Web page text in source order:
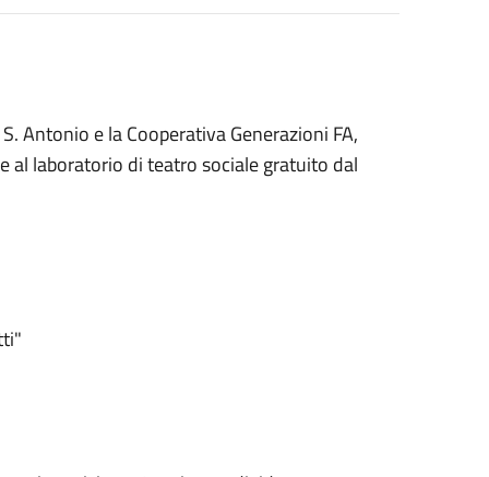
Antonio e la Cooperativa Generazioni FA,
al laboratorio di teatro sociale gratuito dal